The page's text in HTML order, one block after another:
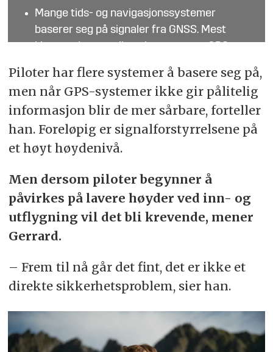
Mange tids- og navigasjonssystemer
baserer seg på signaler fra GNSS. Mest
fastslår nøyaktig posisjon og tid. Et annet
kjent system er det europeiske Galileo.
Det skilles mellom utilsiktede og tilsiktede
GNSS-forstyrrelser. Utilsiktede forstyrrelser
kan være som følge av solstormer eller feil
på utstyr
De tilsiktede forstyrrelsene deles inn i
jamming, spoofing og meaconing.
som forstyrrer og blokkerer signaler fra
globale satelittnavigasjonssystemer (GNSS)
En annen måte å narre signalmottakere av
GNSS er såkalt spoofing. Det betyr
utsending av falske GNSS-signaler som
Piloter har flere systemer å basere seg på,
men når GPS-systemer ikke gir pålitelig
informasjon blir de mer sårbare, forteller
han. Foreløpig er signalforstyrrelsene på
et høyt høydenivå.
Men dersom piloter begynner å
påvirkes på lavere høyder ved inn- og
utflygning vil det bli krevende, mener
Gerrard.
– Frem til nå går det fint, det er ikke et
direkte sikkerhetsproblem, sier han.